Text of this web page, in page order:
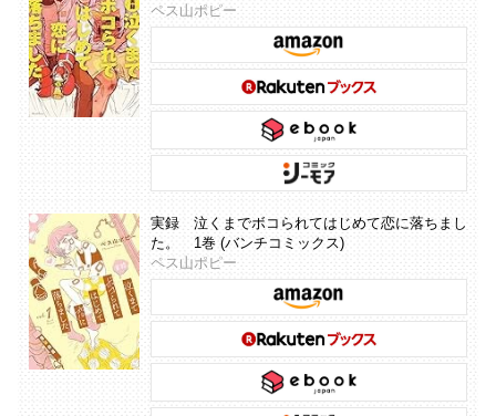
ペス山ポピー
実録 泣くまでボコられてはじめて恋に落ちまし
た。 1巻 (バンチコミックス)
ペス山ポピー